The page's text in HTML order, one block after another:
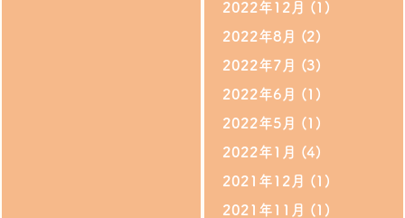
2022年12月
(1)
2022年8月
(2)
2022年7月
(3)
2022年6月
(1)
2022年5月
(1)
2022年1月
(4)
2021年12月
(1)
2021年11月
(1)